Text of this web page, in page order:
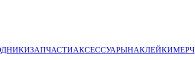
ЗАПЧАСТИАКСЕССУАРЫНАКЛЕЙКИМЕРЧ